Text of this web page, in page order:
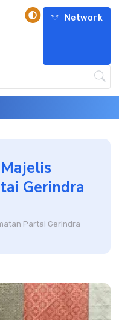
Network
Gerindra
Partai Gerindra